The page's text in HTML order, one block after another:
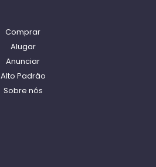
Comprar
Alugar
Anunciar
Alto Padrão
Sobre nós